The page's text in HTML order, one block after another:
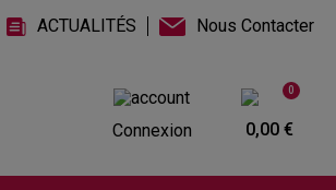
ACTUALITÉS Nous Contacter
Connexion
0
0,00 €